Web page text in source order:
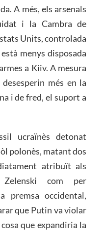
A més, els arsenals
i la Cambra de
Units, controlada
menys disposada
a Kíiv. A mesura
més en la
i de fred, el suport a
ucraïnès detonat
polonès, matant dos
atribuït als
com per
premsa occidental,
que Putin va violar
que expandiria la